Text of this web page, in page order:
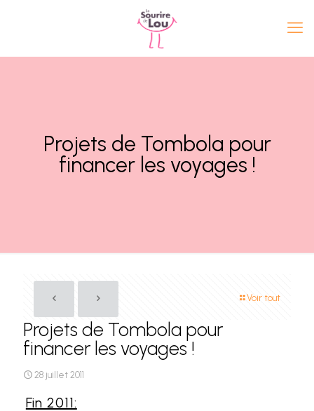
Projets de Tombola pour
financer les voyages !
Voir tout
Projets de Tombola pour
financer les voyages !
28 juillet 2011
Fin 2011: